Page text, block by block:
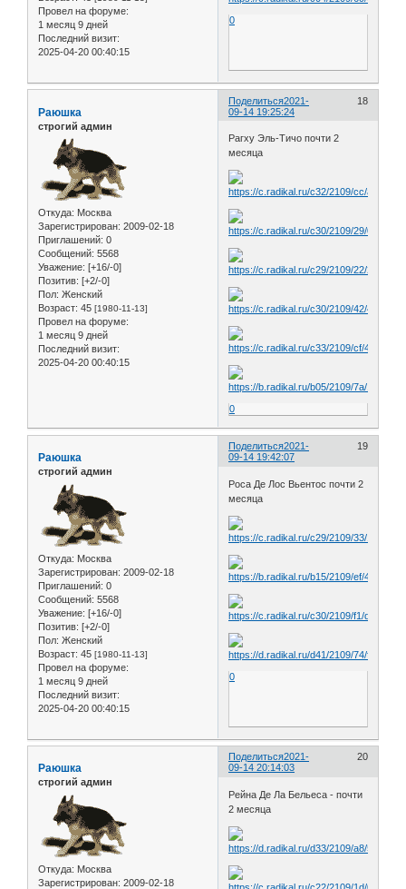
Провел на форуме:
1 месяц 9 дней
Последний визит:
2025-04-20 00:40:15
0
Поделиться 18
2021-
09-14 19:25:24
Раюшка
строгий админ
Откуда: Москва
Зарегистрирован: 2009-02-18
Приглашений: 0
Сообщений: 5568
Уважение: [+16/-0]
Позитив: [+2/-0]
Пол: Женский
Возраст: 45 [1980-11-13]
Провел на форуме:
1 месяц 9 дней
Последний визит:
2025-04-20 00:40:15
Рагху Эль-Тичо почти 2
месяца
0
Поделиться 19
2021-
09-14 19:42:07
Раюшка
строгий админ
Откуда: Москва
Зарегистрирован: 2009-02-18
Приглашений: 0
Сообщений: 5568
Уважение: [+16/-0]
Позитив: [+2/-0]
Пол: Женский
Возраст: 45 [1980-11-13]
Провел на форуме:
1 месяц 9 дней
Последний визит:
2025-04-20 00:40:15
Роса Де Лос Вьентос почти 2
месяца
0
Поделиться 20
2021-
09-14 20:14:03
Раюшка
строгий админ
Откуда: Москва
Зарегистрирован: 2009-02-18
Рейна Де Ла Бельеса - почти
2 месяца